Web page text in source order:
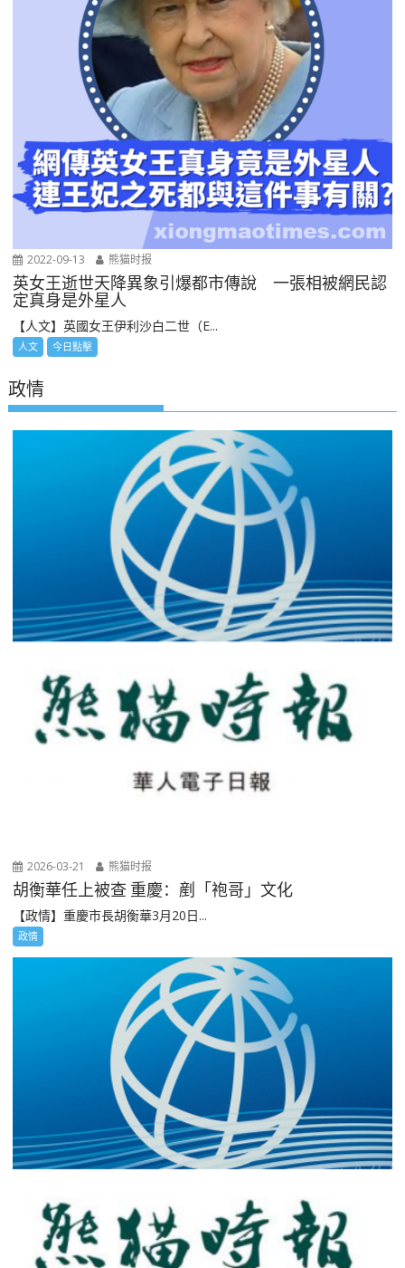
2022-09-13 熊猫时报
英女王逝世天降異象引爆都市傳說 一張相被網民認
定真身是外星人
【人文】英國女王伊利沙白二世（E...
人文 今日點擊
政情
2026-03-21 熊猫时报
胡衡華任上被查 重慶：剷「袍哥」文化
【政情】重慶市長胡衡華3月20日...
政情